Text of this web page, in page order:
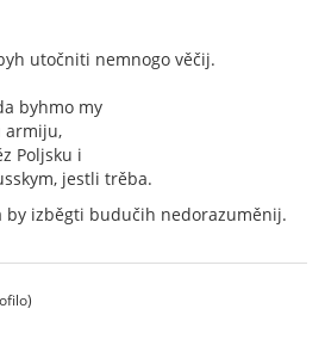
utočniti nemnogo věčij.
byhmo my
armiju,
Poljsku i
jestli trěba.
by izběgti budučih nedorazuměnij.